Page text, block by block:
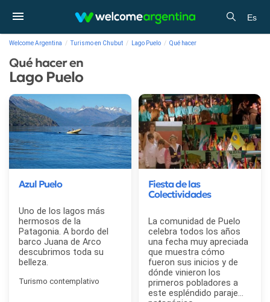
Es
Welcome Argentina Turismo en Chubut Lago Puelo Qué hacer
Qué hacer en
Lago Puelo
Azul Puelo
Uno de los lagos más
hermosos de la
Patagonia. A bordo del
barco Juana de Arco
descubrimos toda su
belleza.
Turismo contemplativo
Fiesta de las
Colectividades
La comunidad de Puelo
celebra todos los años
una fecha muy apreciada
que muestra cómo
fueron sus inicios y de
dónde vinieron los
primeros pobladores a
este espléndido paraje